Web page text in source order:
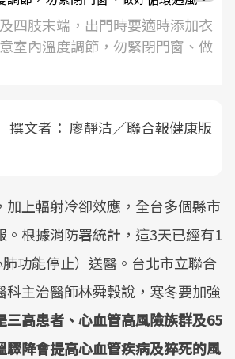
四肢末端，出門時要適時添加衣
室內溫度調節，勿緊閉門窗、做
撰文者： 廖靜清／聯合報健康版
加上輻射冷卻效應，全台多個縣市
。根據消防署統計，這3天已經有1
肺功能停止）送醫。台北市立聯合
科主治醫師林舜穀說，寒冬要加強
三高患者、心血管高風險族群及65
驟降會提高心血管疾病及猝死的風